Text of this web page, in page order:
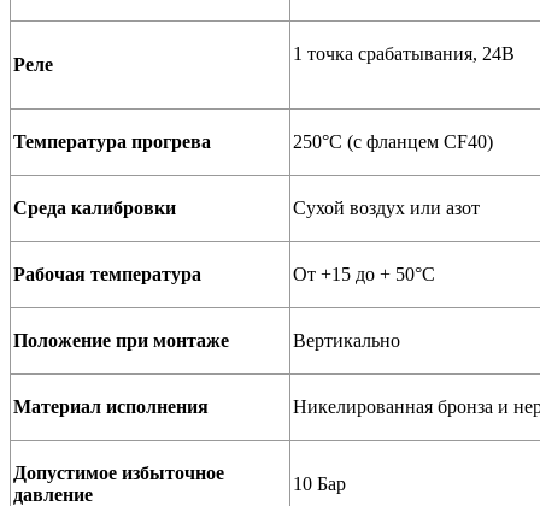
Реле
1 точка срабатывания, 24В
Температура прогрева 250°C (с фланцем CF40)
Среда калибровки Сухой воздух или азот
Рабочая температура От +15 до + 50°C
Положение при монтаже Вертикально
Материал исполнения Никелированная бронза и
Допустимое избыточное
давление
10 Бар